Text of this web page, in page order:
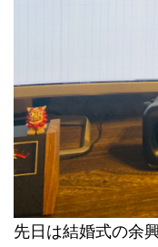
先日は結婚式の余